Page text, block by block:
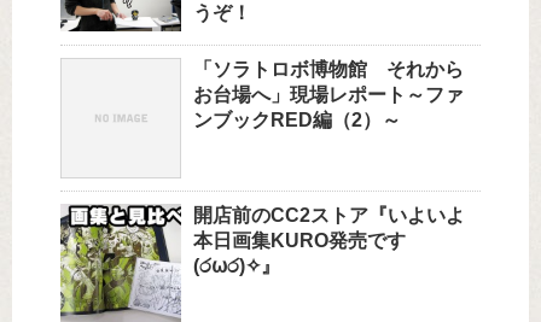
うぞ！
「ソラトロボ博物館 それから
お台場へ」現場レポート～ファ
ンブックRED編（2）～
開店前のCC2ストア『いよいよ
本日画集KURO発売です
(ර⍵ර)✧』